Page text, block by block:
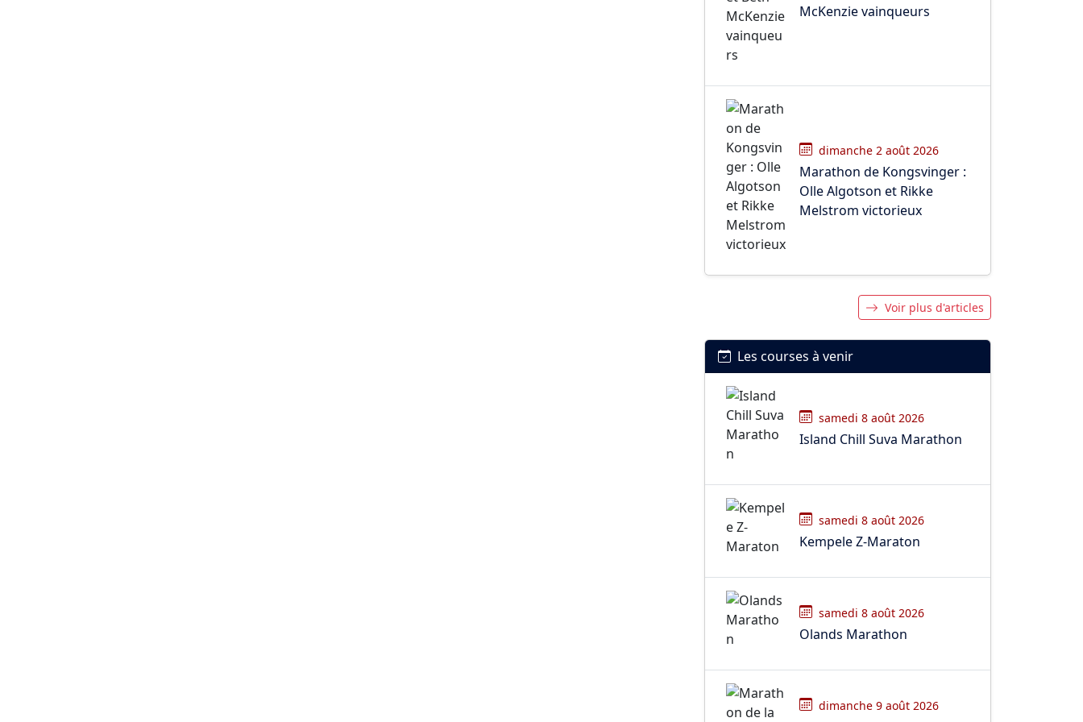
McKenzie vainqueurs
dimanche 2 août 2026
Marathon de Kongsvinger :
Olle Algotson et Rikke
Melstrom victorieux
Voir plus d'articles
Les courses à venir
samedi 8 août 2026
Island Chill Suva Marathon
samedi 8 août 2026
Kempele Z-Maraton
samedi 8 août 2026
Olands Marathon
dimanche 9 août 2026